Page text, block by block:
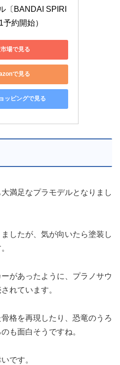
〔BANDAI SPIRI
約開始）
場で見る
で見る
ッピングで見る
満足なプラモデルとなりまし
したが、気が向いたら塗装し
があったように、プラノサウ
れています。
格を再現したり、恐竜のうろ
も面白そうですね。
です。